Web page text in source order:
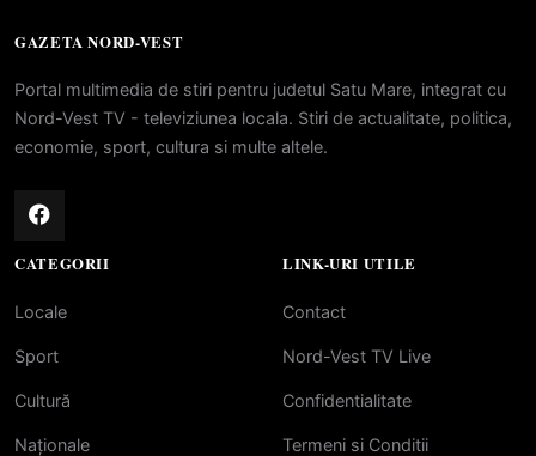
GAZETA NORD-VEST
Portal multimedia de stiri pentru judetul Satu Mare, integrat cu
Nord-Vest TV - televiziunea locala. Stiri de actualitate, politica,
economie, sport, cultura si multe altele.
CATEGORII
Locale
Sport
Cultură
Naționale
LINK-URI UTILE
Contact
Nord-Vest TV Live
Confidentialitate
Termeni si Conditii